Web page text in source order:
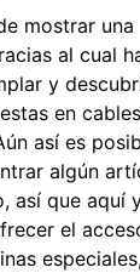
mostrar una
al cual
y
en
así es
algún
así que aquí
el